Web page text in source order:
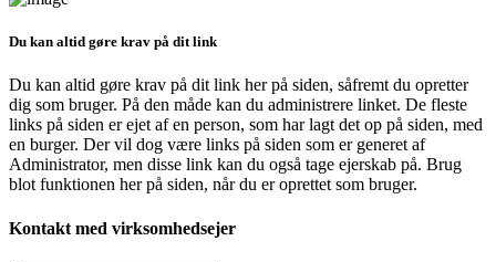
Du kan altid gøre krav på dit link
Du kan altid gøre krav på dit link her på siden, såfremt du opretter
dig som bruger. På den måde kan du administrere linket. De fleste
links på siden er ejet af en person, som har lagt det op på siden, med
en burger. Der vil dog være links på siden som er generet af
Administrator, men disse link kan du også tage ejerskab på. Brug
blot funktionen her på siden, når du er oprettet som bruger.
Kontakt med virksomhedsejer